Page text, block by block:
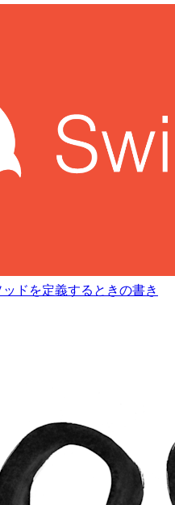
ドを定義するときの書き